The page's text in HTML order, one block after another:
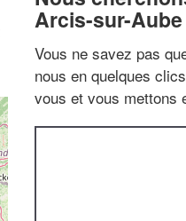
Arcis-sur-Aube
Vous ne savez pas
nous en quelques
vous et vous mettons